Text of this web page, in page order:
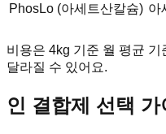
PhosLo (아세트산칼슘) 아
비용은 4kg 기준 월 평균
달라질 수 있어요.
인 결합제 선택 가